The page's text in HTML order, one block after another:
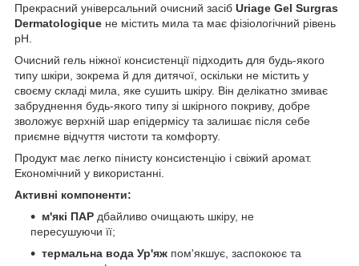
Прекрасний універсальний очисний засіб Uriage Gel Surgras
Dermatologique не містить мила та має фізіологічний рівень
pH.
Очисний гель ніжної консистенції підходить для будь-якого
типу шкіри, зокрема й для дитячої, оскільки не містить у
своєму складі мила, яке сушить шкіру. Він делікатно змиває
забруднення будь-якого типу зі шкірного покриву, добре
зволожує верхній шар епідермісу та залишає після себе
приємне відчуття чистоти та комфорту.
Продукт має легко пінисту консистенцію і свіжий аромат.
Економічний у використанні.
Активні компоненти:
м'які ПАР дбайливо очищають шкіру, не
пересушуючи її;
термальна вода Ур'яж пом'якшує, заспокоює та